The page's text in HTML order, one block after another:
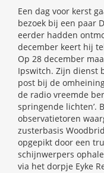
Een dag voor kerst
bezoek bij een paar
eerder hadden
december keert hij
Op 28 december
Ipswitch. Zijn dienst
post bij de
de radio vreemde
springende lichten’.
observatietoren
zusterbasis
opgepikt door een
schijnwerpers
via het dorpje Eyke